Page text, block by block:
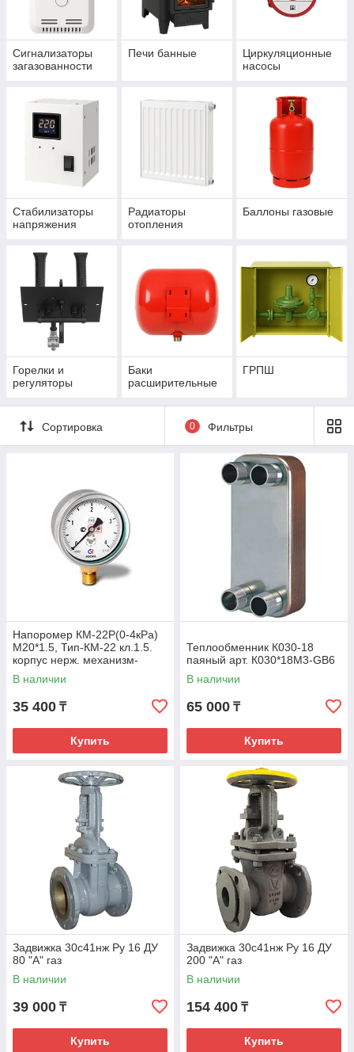
Сигнализаторы
загазованности
Печи банные
Циркуляционные
насосы
Стабилизаторы
напряжения
Радиаторы
отопления
Баллоны газовые
Горелки и
регуляторы
Баки
расширительные
ГРПШ
Сортировка 0 Фильтры
Напоромер КМ-22Р(0-4кРа)
М20*1.5, Тип-КМ-22 кл.1.5.
корпус нерж. механизм-
мд.сплав, чувствит.элемент
В наличии
35 400 ₸
Купить
Теплообменник К030-18
паяный арт. К030*18М3-GB6
В наличии
65 000 ₸
Купить
Задвижка 30с41нж Ру 16 ДУ
80 "А" газ
В наличии
39 000 ₸
Купить
Задвижка 30с41нж Ру 16 ДУ
200 "А" газ
В наличии
154 400 ₸
Купить